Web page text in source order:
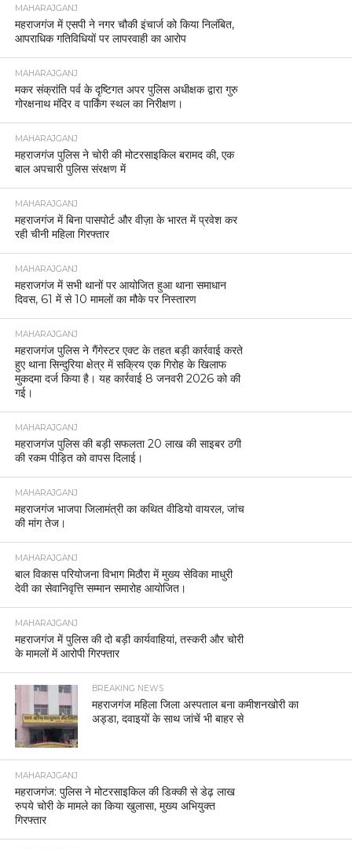
MAHARAJGANJ
महराजगंज में एसपी ने नगर चौकी इंचार्ज को किया निलंबित,
आपराधिक गतिविधियों पर लापरवाही का आरोप
MAHARAJGANJ
मकर संक्रांति पर्व के दृष्टिगत अपर पुलिस अधीक्षक द्वारा गुरु
गोरक्षनाथ मंदिर व पार्किंग स्थल का निरीक्षण।
MAHARAJGANJ
महराजगंज पुलिस ने चोरी की मोटरसाइकिल बरामद की, एक
बाल अपचारी पुलिस संरक्षण में
MAHARAJGANJ
महराजगंज में बिना पासपोर्ट और वीज़ा के भारत में प्रवेश कर
रही चीनी महिला गिरफ्तार
MAHARAJGANJ
महराजगंज में सभी थानों पर आयोजित हुआ थाना समाधान
दिवस, 61 में से 10 मामलों का मौके पर निस्तारण
MAHARAJGANJ
महराजगंज पुलिस ने गैंगेस्टर एक्ट के तहत बड़ी कार्रवाई करते
हुए थाना सिन्दुरिया क्षेत्र में सक्रिय एक गिरोह के खिलाफ
मुकदमा दर्ज किया है। यह कार्रवाई 8 जनवरी 2026 को की
गई।
MAHARAJGANJ
महराजगंज पुलिस की बड़ी सफलता 20 लाख की साइबर ठगी
की रकम पीड़ित को वापस दिलाई।
MAHARAJGANJ
महराजगंज भाजपा जिलामंत्री का कथित वीडियो वायरल, जांच
की मांग तेज।
MAHARAJGANJ
बाल विकास परियोजना विभाग मिठौरा में मुख्य सेविका माधुरी
देवी का सेवानिवृत्ति सम्मान समारोह आयोजित।
MAHARAJGANJ
महराजगंज में पुलिस की दो बड़ी कार्यवाहियां, तस्करी और चोरी
के मामलों में आरोपी गिरफ्तार
BREAKING NEWS
महराजगंज महिला जिला अस्पताल बना कमीशनखोरी का
अड्डा, दवाइयों के साथ जांचें भी बाहर से
MAHARAJGANJ
महराजगंज: पुलिस ने मोटरसाइकिल की डिक्की से डेढ़ लाख
रुपये चोरी के मामले का किया खुलासा, मुख्य अभियुक्त
गिरफ्तार